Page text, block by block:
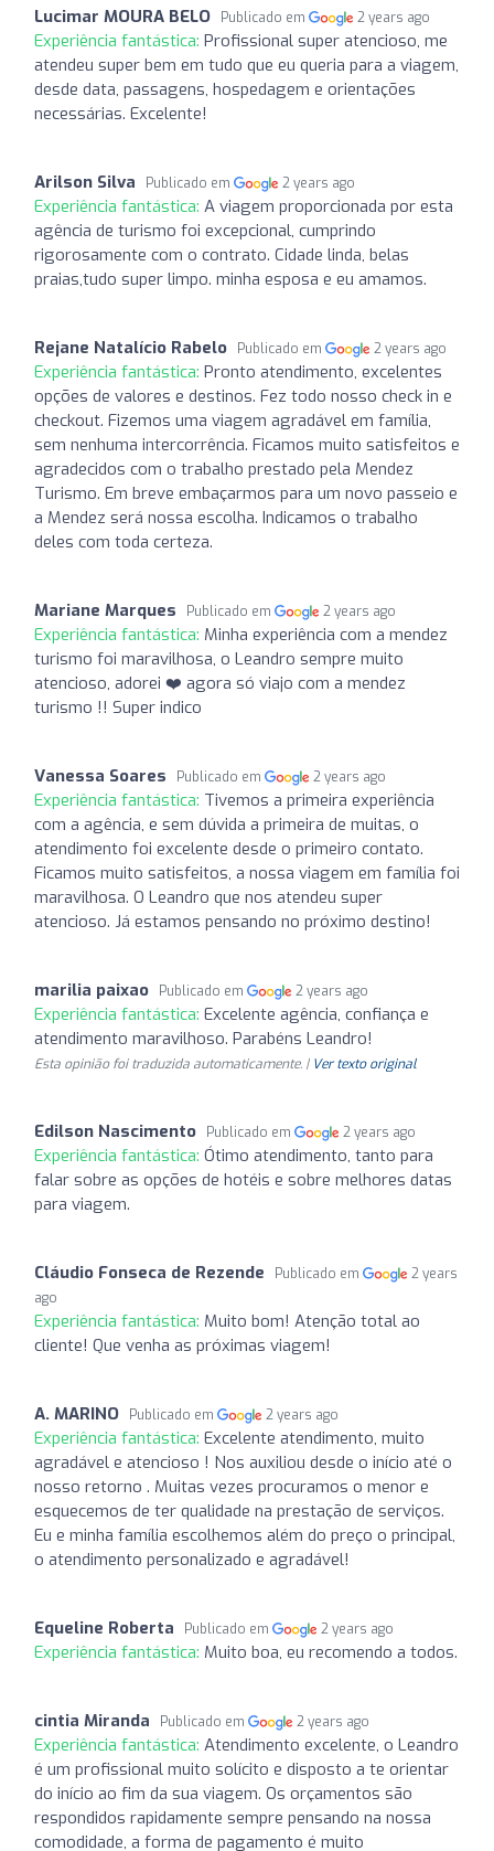
Lucimar MOURA BELO Publicado em 2 years ago
Experiência fantástica: Profissional super atencioso, me
atendeu super bem em tudo que eu queria para a viagem,
desde data, passagens, hospedagem e orientações
necessárias. Excelente!
Arilson Silva Publicado em 2 years ago
Experiência fantástica: A viagem proporcionada por esta
agência de turismo foi excepcional, cumprindo
rigorosamente com o contrato. Cidade linda, belas
praias,tudo super limpo. minha esposa e eu amamos.
Rejane Natalício Rabelo Publicado em 2 years ago
Experiência fantástica: Pronto atendimento, excelentes
opções de valores e destinos. Fez todo nosso check in e
checkout. Fizemos uma viagem agradável em família,
sem nenhuma intercorrência. Ficamos muito satisfeitos e
agradecidos com o trabalho prestado pela Mendez
Turismo. Em breve embaçarmos para um novo passeio e
a Mendez será nossa escolha. Indicamos o trabalho
deles com toda certeza.
Mariane Marques Publicado em 2 years ago
Experiência fantástica: Minha experiência com a mendez
turismo foi maravilhosa, o Leandro sempre muito
atencioso, adorei ❤️ agora só viajo com a mendez
turismo !! Super indico ️
Vanessa Soares Publicado em 2 years ago
Experiência fantástica: Tivemos a primeira experiência
com a agência, e sem dúvida a primeira de muitas, o
atendimento foi excelente desde o primeiro contato.
Ficamos muito satisfeitos, a nossa viagem em família foi
maravilhosa. O Leandro que nos atendeu super
atencioso. Já estamos pensando no próximo destino!
marilia paixao Publicado em 2 years ago
Experiência fantástica: Excelente agência, confiança e
atendimento maravilhoso. Parabéns Leandro!
Esta opinião foi traduzida automaticamente. | Ver texto original
Edilson Nascimento Publicado em 2 years ago
Experiência fantástica: Ótimo atendimento, tanto para
falar sobre as opções de hotéis e sobre melhores datas
para viagem.
Cláudio Fonseca de Rezende Publicado em
2 years
ago
Experiência fantástica: Muito bom! Atenção total ao
cliente! Que venha as próximas viagem!
A. MARINO Publicado em 2 years ago
Experiência fantástica: Excelente atendimento, muito
agradável e atencioso ! Nos auxiliou desde o início até o
nosso retorno . Muitas vezes procuramos o menor e
esquecemos de ter qualidade na prestação de serviços.
Eu e minha família escolhemos além do preço o principal,
o atendimento personalizado e agradável!
Equeline Roberta Publicado em 2 years ago
Experiência fantástica: Muito boa, eu recomendo a todos.
cintia Miranda Publicado em 2 years ago
Experiência fantástica: Atendimento excelente, o Leandro
é um profissional muito solícito e disposto a te orientar
do início ao fim da sua viagem. Os orçamentos são
respondidos rapidamente sempre pensando na nossa
comodidade, a forma de pagamento é muito